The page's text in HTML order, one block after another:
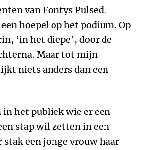
van Fontys Pulsed.
hoepel op het podium. Op
‘in het diepe’, door de
Maar tot mijn
niets anders dan een
in het publiek wie er een
stap wil zetten in een
een jonge vrouw haar